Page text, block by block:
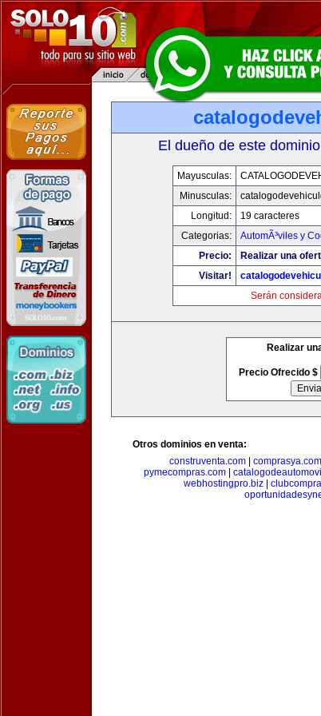
El dueño de este
Mayusculas:
Minusculas:
Longitud:
19 caracteres
Categorias:
AutomÃ³viles y
Precio:
Realizar una
Visitar!
Serán
Realizar
Precio Ofrecido $
Otros dominios en venta:
construventa.com| comprasya.com
pymecompras.com|
webhostingpro.biz|